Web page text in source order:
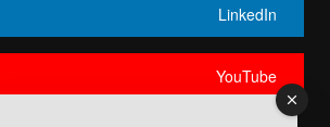
LinkedIn
YouTube